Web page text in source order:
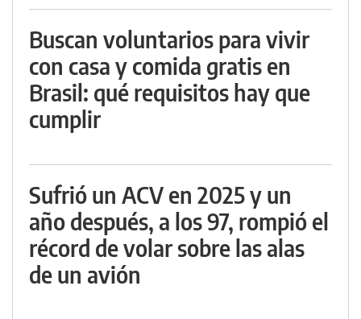
Buscan voluntarios para vivir
con casa y comida gratis en
Brasil: qué requisitos hay que
cumplir
Sufrió un ACV en 2025 y un
año después, a los 97, rompió el
récord de volar sobre las alas
de un avión